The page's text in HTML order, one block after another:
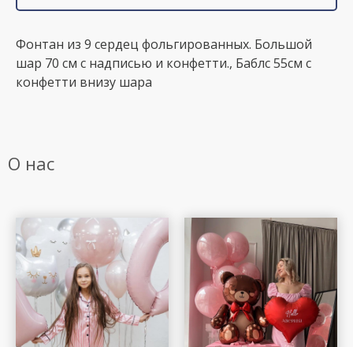
Фонтан из 9 сердец фольгированных. Большой
шар 70 см с надписью и конфетти., Баблс 55см с
конфетти внизу шара
О нас